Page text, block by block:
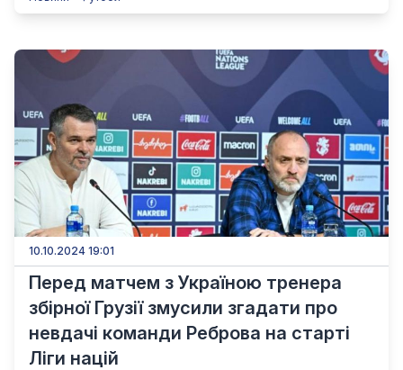
10.10.2024 19:01
Перед матчем з Україною тренера
збірної Грузії змусили згадати про
невдачі команди Реброва на старті
Ліги націй